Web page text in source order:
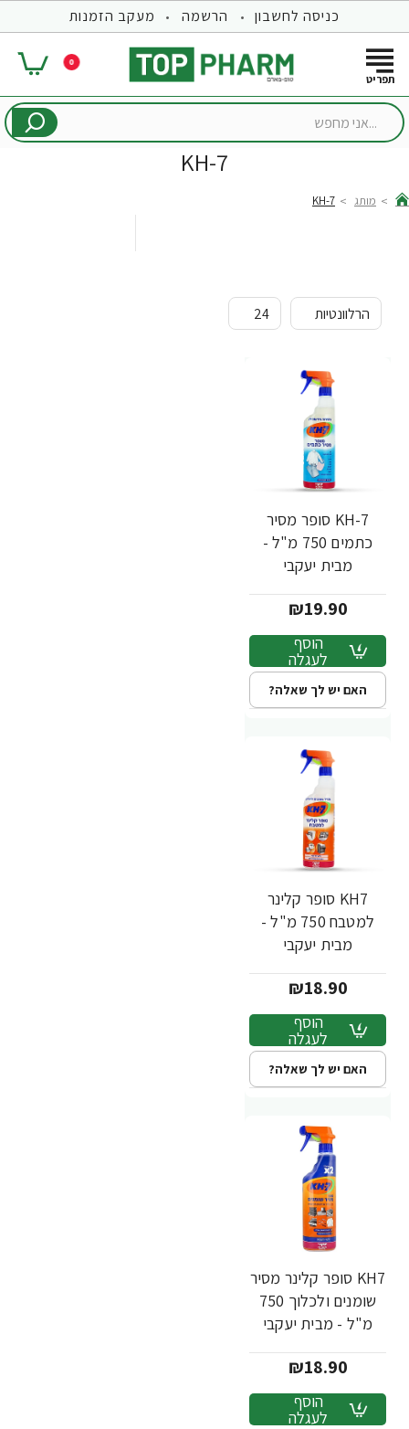
כניסה לחשבון הרשמה מעקב הזמנות
0
...אני
KH-7
מותג KH-7
KH-7 סופר מסיר
כתמים 750 מ"ל -
מבית יעקבי
₪19.90
הוסף
לעגלה
האם יש לך שאלה?
KH7 סופר קלינר
למטבח 750 מ"ל -
מבית יעקבי
₪18.90
הוסף
לעגלה
האם יש לך שאלה?
KH7 סופר קלינר מסיר
שומנים ולכלוך 750
מ"ל - מבית יעקבי
₪18.90
הוסף
לעגלה